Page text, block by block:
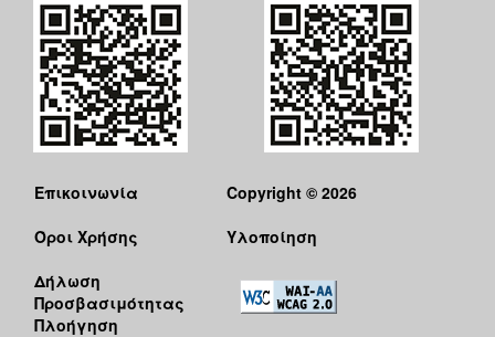
Επικοινωνία
Όροι Χρήσης
Δήλωση
Προσβασιμότητας
Πλοήγηση
Copyright © 2026
Υλοποίηση